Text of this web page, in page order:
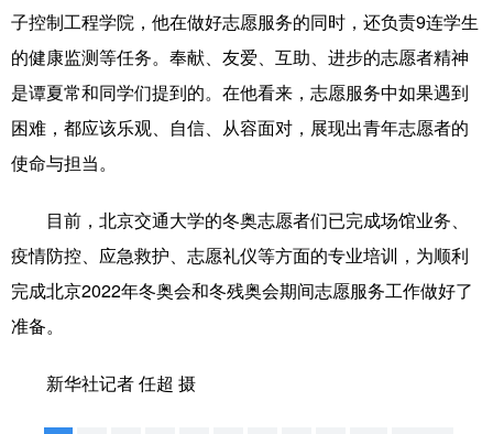
子控制工程学院，他在做好志愿服务的同时，还负责9连学生
的健康监测等任务。奉献、友爱、互助、进步的志愿者精神
是谭夏常和同学们提到的。在他看来，志愿服务中如果遇到
困难，都应该乐观、自信、从容面对，展现出青年志愿者的
使命与担当。
目前，北京交通大学的冬奥志愿者们已完成场馆业务、
疫情防控、应急救护、志愿礼仪等方面的专业培训，为顺利
完成北京2022年冬奥会和冬残奥会期间志愿服务工作做好了
准备。
新华社记者 任超 摄